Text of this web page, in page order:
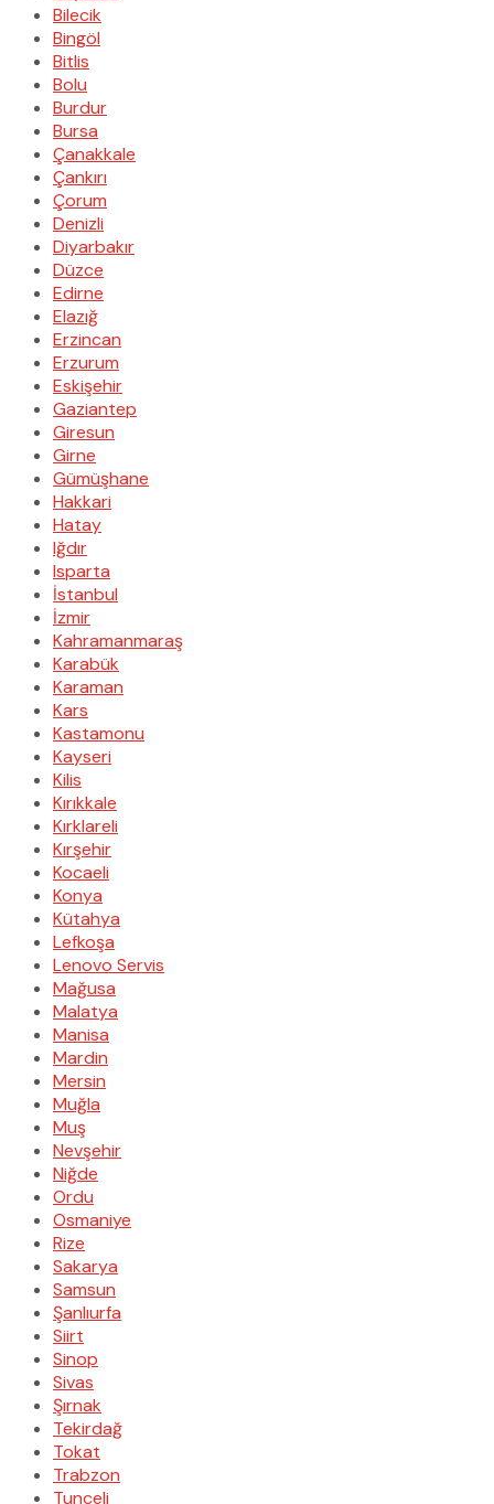
Bilecik
Bingöl
Bitlis
Bolu
Burdur
Bursa
Çanakkale
Çankırı
Çorum
Denizli
Diyarbakır
Düzce
Edirne
Elazığ
Erzincan
Erzurum
Eskişehir
Gaziantep
Giresun
Girne
Gümüşhane
Hakkari
Hatay
Iğdır
Isparta
İstanbul
İzmir
Kahramanmaraş
Karabük
Karaman
Kars
Kastamonu
Kayseri
Kilis
Kırıkkale
Kırklareli
Kırşehir
Kocaeli
Konya
Kütahya
Lefkoşa
Lenovo Servis
Mağusa
Malatya
Manisa
Mardin
Mersin
Muğla
Muş
Nevşehir
Niğde
Ordu
Osmaniye
Rize
Sakarya
Samsun
Şanlıurfa
Siirt
Sinop
Sivas
Şırnak
Tekirdağ
Tokat
Trabzon
Tunceli